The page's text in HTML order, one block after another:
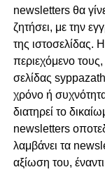
newsletters θα
ζητήσει, με την
της ιστοσελίδας.
περιεχόμενο
σελίδας
χρόνο ή
διατηρεί το
newsletters
λαμβάνει τα
αξίωση του,